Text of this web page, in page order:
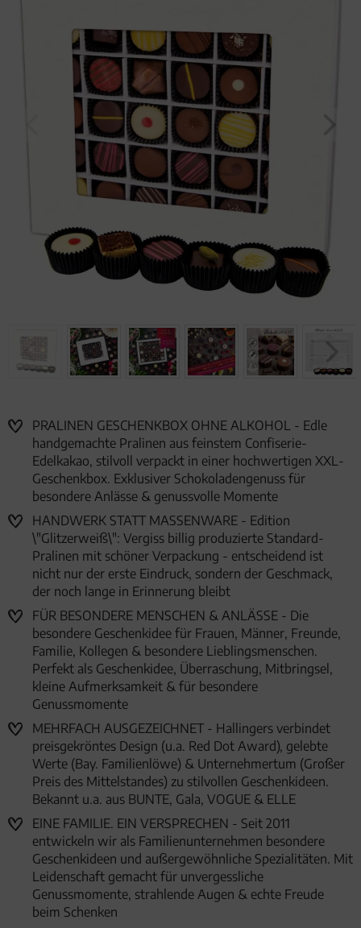
PRALINEN GESCHENKBOX OHNE ALKOHOL - Edle
handgemachte Pralinen aus feinstem Confiserie-
Edelkakao, stilvoll verpackt in einer hochwertigen XXL-
Geschenkbox. Exklusiver Schokoladengenuss für
besondere Anlässe & genussvolle Momente
HANDWERK STATT MASSENWARE - Edition
\"Glitzerweiß\": Vergiss billig produzierte Standard-
Pralinen mit schöner Verpackung - entscheidend ist
nicht nur der erste Eindruck, sondern der Geschmack,
der noch lange in Erinnerung bleibt
FÜR BESONDERE MENSCHEN & ANLÄSSE - Die
besondere Geschenkidee für Frauen, Männer, Freunde,
Familie, Kollegen & besondere Lieblingsmenschen.
Perfekt als Geschenkidee, Überraschung, Mitbringsel,
kleine Aufmerksamkeit & für besondere
Genussmomente
MEHRFACH AUSGEZEICHNET - Hallingers verbindet
preisgekröntes Design (u.a. Red Dot Award), gelebte
Werte (Bay. Familienlöwe) & Unternehmertum (Großer
Preis des Mittelstandes) zu stilvollen Geschenkideen.
Bekannt u.a. aus BUNTE, Gala, VOGUE & ELLE
EINE FAMILIE. EIN VERSPRECHEN - Seit 2011
entwickeln wir als Familienunternehmen besondere
Geschenkideen und außergewöhnliche Spezialitäten. Mit
Leidenschaft gemacht für unvergessliche
Genussmomente, strahlende Augen & echte Freude
beim Schenken